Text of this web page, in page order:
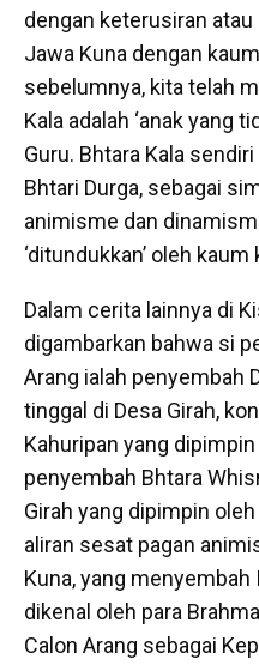
dengan keterusiran
Jawa Kuna dengan
sebelumnya, kita telah
Kala adalah ‘anak yang
Guru. Bhtara Kala
Bhtari Durga, sebagai
animisme dan
‘ditundukkan’ oleh
Dalam cerita lainnya di
digambarkan bahwa si
Arang ialah penyembah
tinggal di Desa Girah,
Kahuripan yang
penyembah Bhtara
Girah yang dipimpin
aliran sesat pagan
Kuna, yang
dikenal oleh para
Calon Arang sebagai